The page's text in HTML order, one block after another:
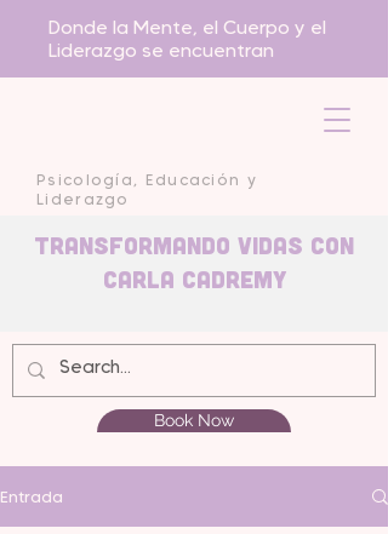
Psicología, Educación y
Liderazgo
Donde la Mente, el Cuerpo y el
Liderazgo se encuentran
Transformando Vidas con
carla Cadremy
Book Now
Entrada